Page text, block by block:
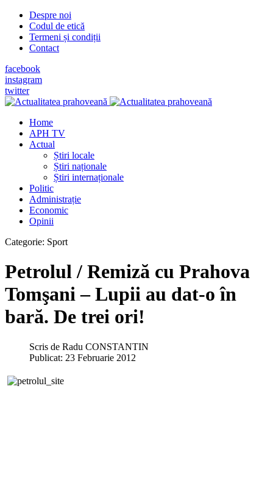
Despre noi
Codul de etică
Termeni și condiții
Contact
facebook
instagram
twitter
Home
APH TV
Actual
Știri locale
Știri naționale
Știri internaționale
Politic
Administrație
Economic
Opinii
Categorie: Sport
Petrolul / Remiză cu Prahova
Tomşani – Lupii au dat-o în
bară. De trei ori!
Scris de Radu CONSTANTIN
Publicat: 23 Februarie 2012